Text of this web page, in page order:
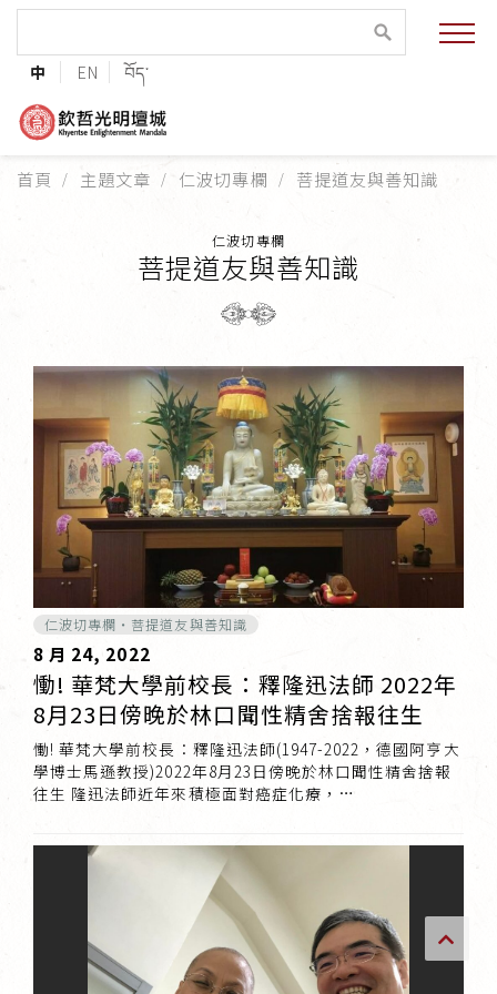
中 EN བོད་
緣起與願景
法王與上師的祝福
巴麥欽哲傳承
第三世巴麥欽哲仁波切
傳承上師授證
專書與譯著
*巴麥寺與麥青寺的聯合聲明
尊貴上師珍寶開示
首頁 主題文章 仁波切專欄 菩提道友與善知識
仁波切專欄
菩提道友與善知識
仁波切專欄・菩提道友與善知識
8 月 24, 2022
慟! 華梵大學前校長：釋隆迅法師 2022年
8月23日傍晚於林口聞性精舍捨報往生
慟! 華梵大學前校長：釋隆迅法師(1947-2022，德國阿亨大
學博士馬遜教授)2022年8月23日傍晚於林口聞性精舍捨報
往生 隆迅法師近年來積極面對癌症化療，…